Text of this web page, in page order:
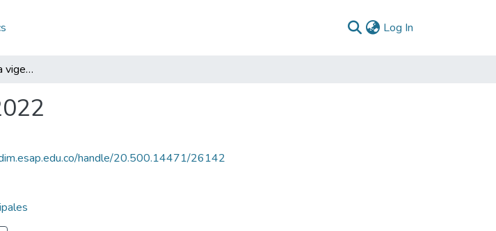
Log In
Plan anual de auditoría vigencia 2022
handle/20.500.14471/26142